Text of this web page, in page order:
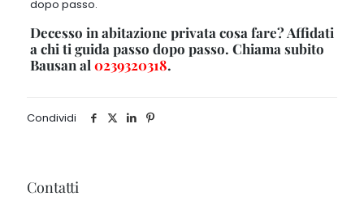
dopo passo.
Decesso in abitazione privata cosa fare? Affidati
a chi ti guida passo dopo passo. Chiama subito
Bausan al 0239320318.
Condividi
Contatti